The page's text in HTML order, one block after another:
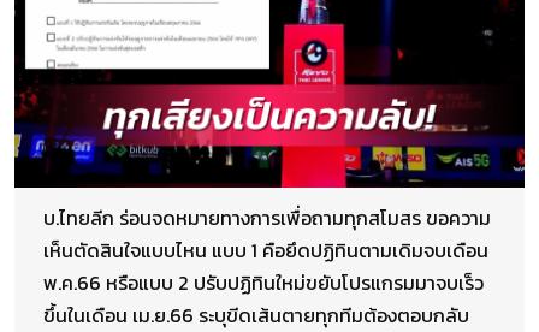
บ.ไทยลีก ร่อนจดหมายทางการเพื่อถามทุกสโมสร ขอความ
เห็นตัดสินใจแบบไหน แบบ 1 คือยึดปฏิทินตามเดิมจบเดือน
พ.ค.66 หรือแบบ 2 ปรับปฏิทินใหม่ขยับโปรแกรมมาจบเร็ว
ขึ้นในเดือน เม.ย.66 ระบุขีดเส้นตายทุกทีมต้องตอบกลับ